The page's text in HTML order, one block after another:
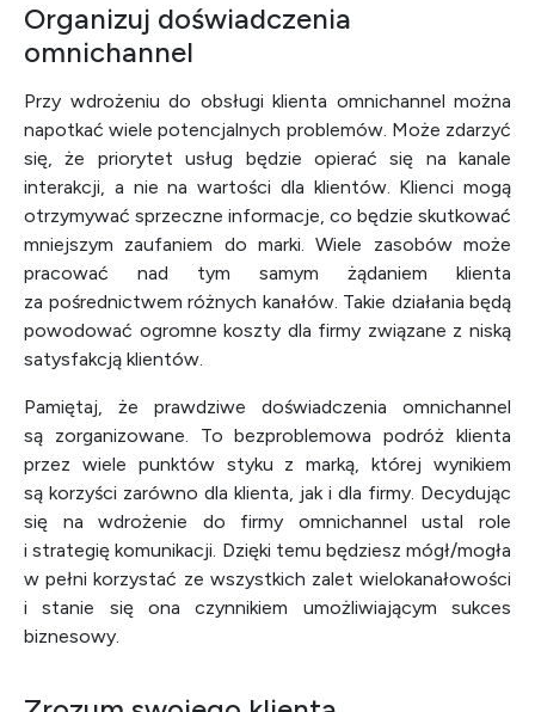
Organizuj doświadczenia
omnichannel
Przy wdrożeniu do obsługi klienta omnichannel można
napotkać wiele potencjalnych problemów. Może zdarzyć
się, że priorytet usług będzie opierać się na kanale
interakcji, a nie na wartości dla klientów. Klienci mogą
otrzymywać sprzeczne informacje, co będzie skutkować
mniejszym zaufaniem do marki. Wiele zasobów może
pracować nad tym samym żądaniem klienta
za pośrednictwem różnych kanałów. Takie działania będą
powodować ogromne koszty dla firmy związane z niską
satysfakcją klientów.
Pamiętaj, że prawdziwe doświadczenia omnichannel
są zorganizowane. To bezproblemowa podróż klienta
przez wiele punktów styku z marką, której wynikiem
są korzyści zarówno dla klienta, jak i dla firmy. Decydując
się na wdrożenie do firmy omnichannel ustal role
i strategię komunikacji. Dzięki temu będziesz mógł/mogła
w pełni korzystać ze wszystkich zalet wielokanałowości
i stanie się ona czynnikiem umożliwiającym sukces
biznesowy.